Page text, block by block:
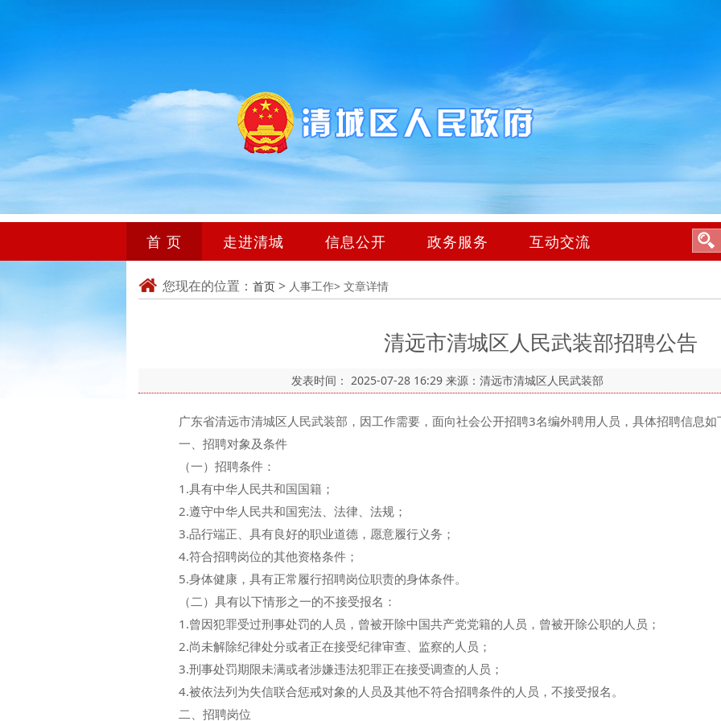
首 页 走进清城 信息公开 政务服务 互动交流
您现在的位置： 首页 > 人事工作> 文章详情
清远市清城区人民武装部招聘公告
发表时间： 2025-07-28 16:29 来源：清远市清城区人民武装部
广东省清远市清城区人民武装部，因工作需要，面向社会公开招聘3名编外聘用人员，具体招聘信息如
一、招聘对象及条件
（一）招聘条件：
1.具有中华人民共和国国籍；
2.遵守中华人民共和国宪法、法律、法规；
3.品行端正、具有良好的职业道德，愿意履行义务；
4.符合招聘岗位的其他资格条件；
5.身体健康，具有正常履行招聘岗位职责的身体条件。
（二）具有以下情形之一的不接受报名：
1.曾因犯罪受过刑事处罚的人员，曾被开除中国共产党党籍的人员，曾被开除公职的人员；
2.尚未解除纪律处分或者正在接受纪律审查、监察的人员；
3.刑事处罚期限未满或者涉嫌违法犯罪正在接受调查的人员；
4.被依法列为失信联合惩戒对象的人员及其他不符合招聘条件的人员，不接受报名。
二、招聘岗位